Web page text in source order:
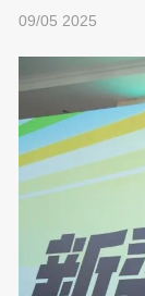
09/05 2025